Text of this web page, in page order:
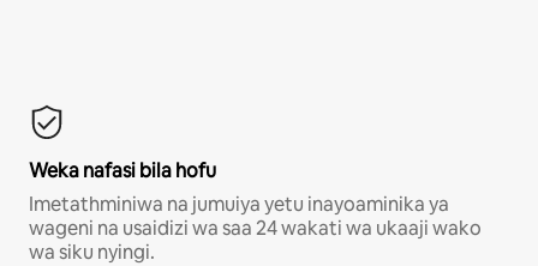
Weka nafasi bila hofu
Imetathminiwa na jumuiya yetu inayoaminika ya
wageni na usaidizi wa saa 24 wakati wa ukaaji wako
wa siku nyingi.